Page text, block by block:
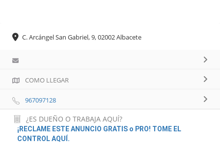
C. Arcángel San Gabriel, 9, 02002 Albacete
COMO LLEGAR
967097128
¿ES DUEÑO O TRABAJA AQUÍ?
¡RECLAME ESTE ANUNCIO GRATIS o PRO! TOME EL
CONTROL AQUÍ.